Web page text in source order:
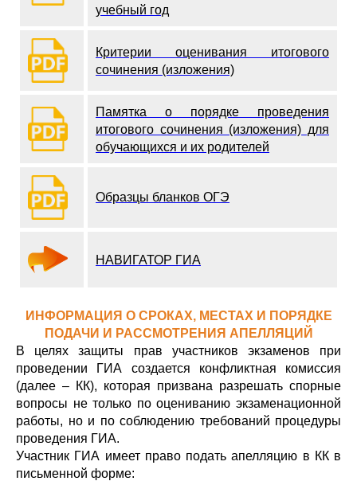
учебный год
Критерии оценивания итогового
сочинения (изложения)
Памятка о порядке проведения
итогового сочинения (изложения) для
обучающихся и их родителей
Образцы бланков ОГЭ
НАВИГАТОР ГИА
ИНФОРМАЦИЯ О СРОКАХ, МЕСТАХ И ПОРЯДКЕ
ПОДАЧИ И РАССМОТРЕНИЯ АПЕЛЛЯЦИЙ
В целях защиты прав участников экзаменов при
проведении ГИА создается конфликтная комиссия
(далее – КК), которая призвана разрешать спорные
вопросы не только по оцениванию экзаменационной
работы, но и по соблюдению требований процедуры
проведения ГИА.
Участник ГИА имеет право подать апелляцию в КК в
письменной форме: